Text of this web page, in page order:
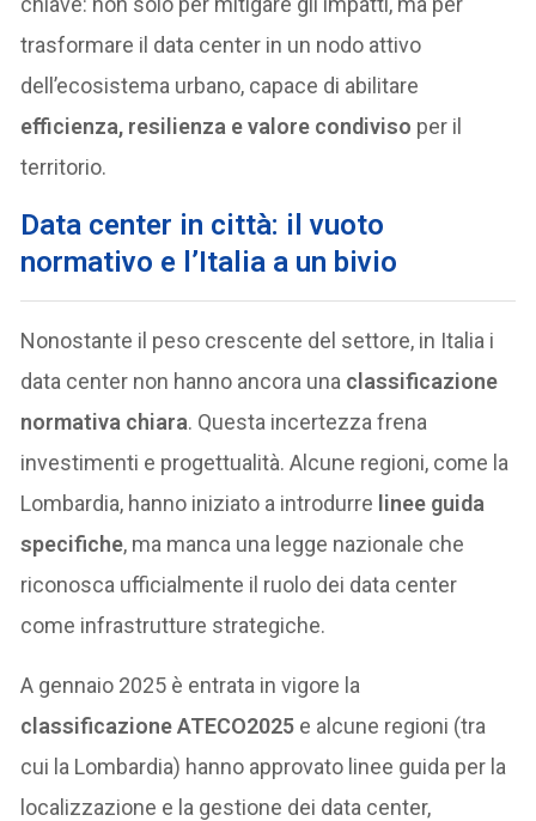
trasformare il data center in un nodo attivo
dell’ecosistema urbano, capace di abilitare
efficienza, resilienza e valore condiviso per il
territorio.
Data center in città: il vuoto
normativo e l’Italia a un bivio
Nonostante il peso crescente del settore, in Italia i
data center non hanno ancora una classificazione
normativa chiara. Questa incertezza frena
investimenti e progettualità. Alcune regioni, come la
Lombardia, hanno iniziato a introdurre linee guida
specifiche, ma manca una legge nazionale che
riconosca ufficialmente il ruolo dei data center
come infrastrutture strategiche.
A gennaio 2025 è entrata in vigore la
classificazione ATECO2025 e alcune regioni (tra
cui la Lombardia) hanno approvato linee guida per la
localizzazione e la gestione dei data center,